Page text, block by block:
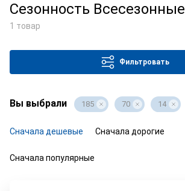
Сезонность Всесезонные
1 товар
Фильтровать
Вы выбрали 185 70 14
Сначала дешевые Сначала дорогие
Сначала популярные